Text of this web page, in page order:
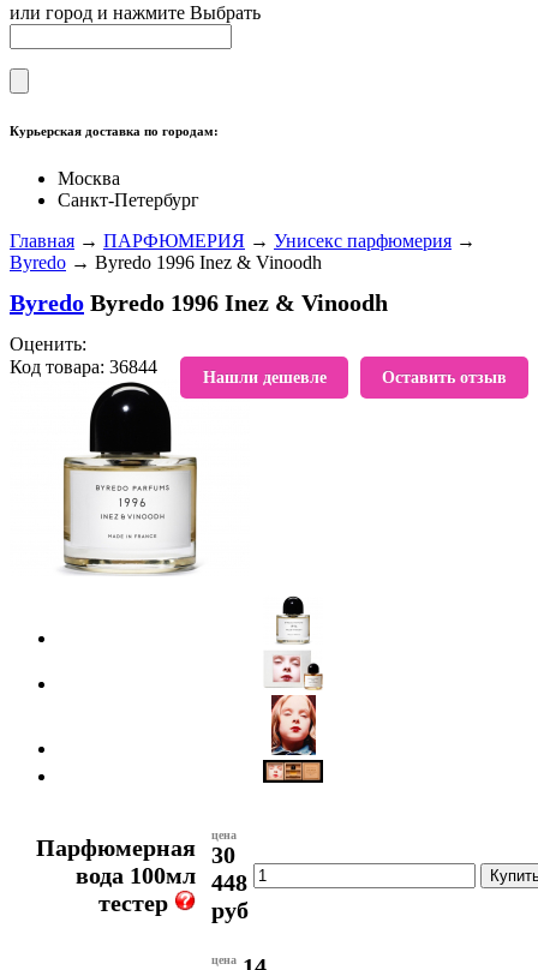
или город и нажмите Выбрать
Курьерская доставка по городам:
Москва
Санкт-Петербург
Главная → ПАРФЮМЕРИЯ → Унисекс парфюмерия →
Byredo → Byredo 1996 Inez & Vinoodh
Byredo Byredo 1996 Inez & Vinoodh
Оставить отзыв
Нашли дешевле
Оценить:
Код товара: 36844
В избранное
Парфюмерная
вода 100мл
тестер
цена
30
448
руб
цена